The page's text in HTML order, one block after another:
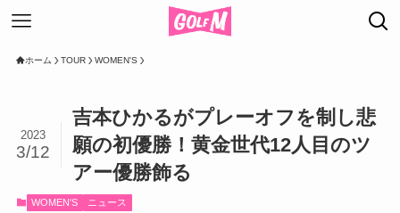
ホーム TOUR WOMEN'S
吉本ひかるがプレーオフを制し悲
願の初優勝！黄金世代12人目のツ
アー優勝飾る
2023
3/12
WOMEN'S ニュース